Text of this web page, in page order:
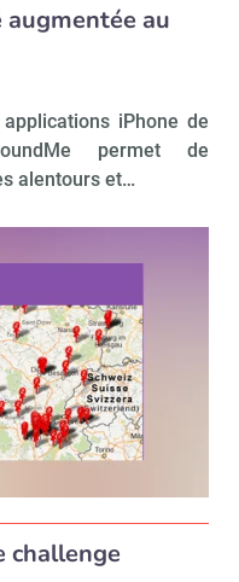
au
iPhone de
permet de
alentours et…
challenge
MatinAbonnez-
Je déciderai plus
tard